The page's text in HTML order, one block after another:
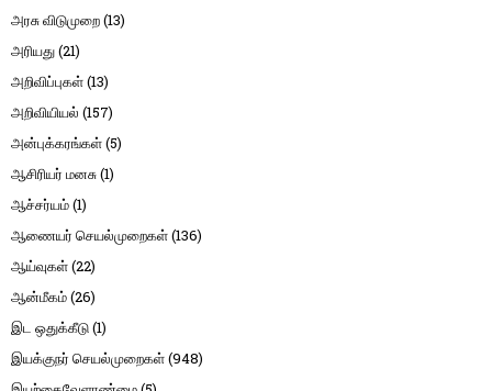
அரசு விடுமுறை(13)
அரியது(21)
அறிவிப்புகள்(13)
அறிவியியல் (157)
அன்புக்கரங்கள்(5)
ஆசிரியர் மனசு(1)
ஆச்சர்யம்(1)
ஆணையர் செயல்முறைகள்(136)
ஆய்வுகள்(22)
ஆன்மீகம்(26)
இட ஒதுக்கீடு(1)
இயக்குநர் செயல்முறைகள்(948)